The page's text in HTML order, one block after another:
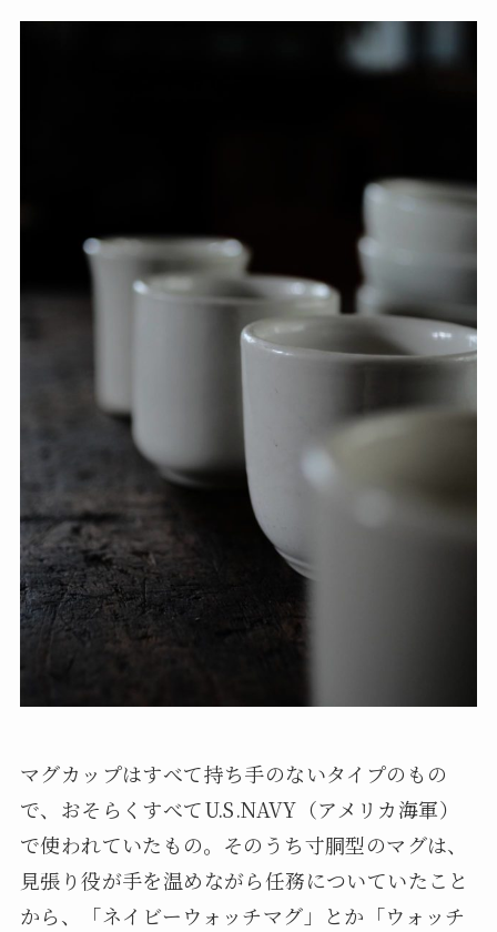
マグカップはすべて持ち手のないタイプのもの
で、おそらくすべてU.S.NAVY（アメリカ海軍）
で使われていたもの。そのうち寸胴型のマグは、
見張り役が手を温めながら任務についていたこと
から、「ネイビーウォッチマグ」とか「ウォッチ